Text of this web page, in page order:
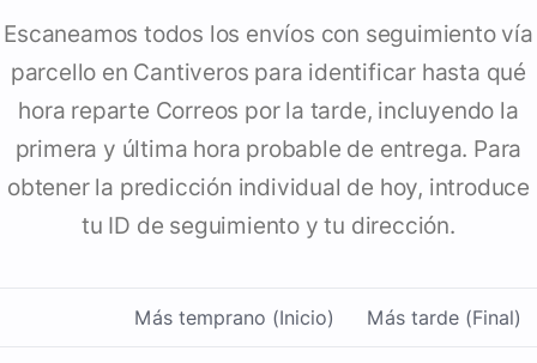
Escaneamos todos los envíos con seguimiento vía
parcello en Cantiveros para identificar hasta qué
hora reparte Correos por la tarde, incluyendo la
primera y última hora probable de entrega. Para
obtener la predicción individual de hoy, introduce
tu ID de seguimiento y tu dirección.
Más temprano (Inicio) Más tarde (Final)